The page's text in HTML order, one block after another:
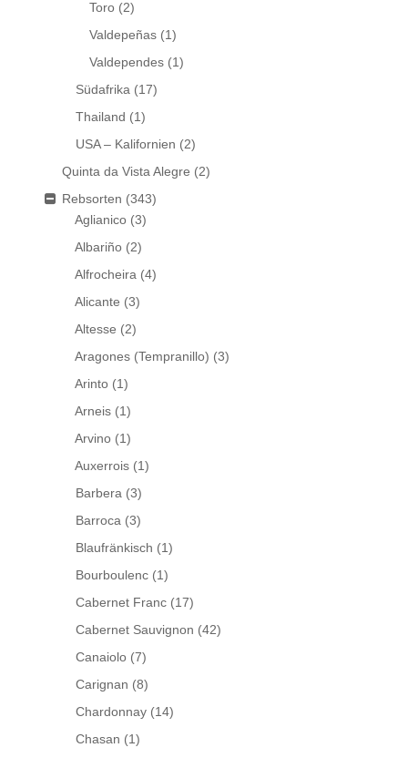
Toro (2)
Valdepeñas (1)
Valdependes (1)
Südafrika (17)
Thailand (1)
USA – Kalifornien (2)
Quinta da Vista Alegre (2)
Rebsorten (343)
Aglianico (3)
Albariño (2)
Alfrocheira (4)
Alicante (3)
Altesse (2)
Aragones (Tempranillo) (3)
Arinto (1)
Arneis (1)
Arvino (1)
Auxerrois (1)
Barbera (3)
Barroca (3)
Blaufränkisch (1)
Bourboulenc (1)
Cabernet Franc (17)
Cabernet Sauvignon (42)
Canaiolo (7)
Carignan (8)
Chardonnay (14)
Chasan (1)